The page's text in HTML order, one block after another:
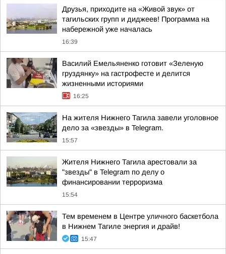
Друзья, приходите на «Живой звук» от
тагильских групп и диджеев! Программа на
набережной уже началась
16:39
Василий Емельяненко готовит «Зеленую
груздянку» на гастрофесте и делится
жизненными историями
16:25
На жителя Нижнего Тагила завели уголовное
дело за «звезды» в Telegram.
15:57
Жителя Нижнего Тагила арестовали за
"звезды" в Telegram по делу о
финансировании терроризма
15:54
Тем временем в Центре уличного баскетбола
в Нижнем Тагиле энергия и драйв!
15:47